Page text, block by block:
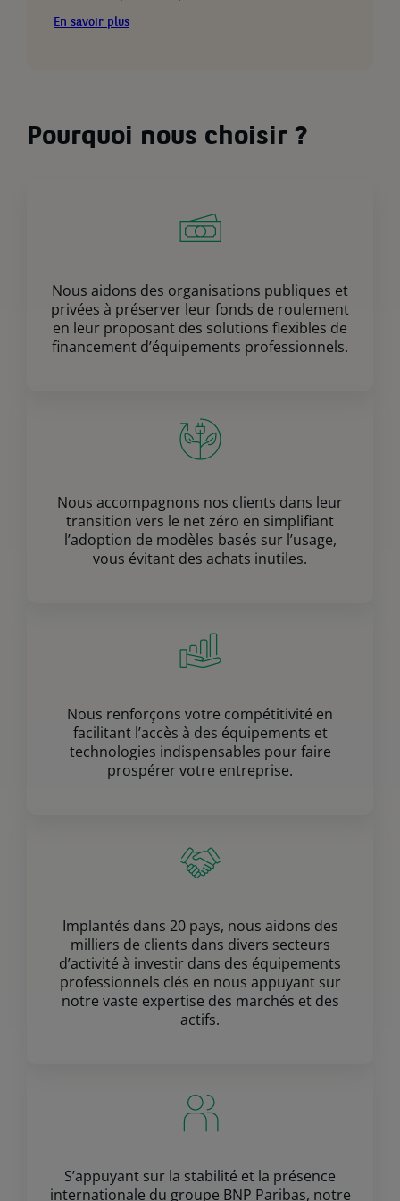
En savoir plus
Pourquoi nous choisir ?
Nous aidons des organisations publiques et
privées à préserver leur fonds de roulement
en leur proposant des solutions flexibles de
financement d’équipements professionnels.
Nous accompagnons nos clients dans leur
transition vers le net zéro en simplifiant
l’adoption de modèles basés sur l’usage,
vous évitant des achats inutiles.
Nous renforçons votre compétitivité en
facilitant l’accès à des équipements et
technologies indispensables pour faire
prospérer votre entreprise.
Implantés dans 20 pays, nous aidons des
milliers de clients dans divers secteurs
d’activité à investir dans des équipements
professionnels clés en nous appuyant sur
notre vaste expertise des marchés et des
actifs.
S’appuyant sur la stabilité et la présence
internationale du groupe BNP Paribas, notre